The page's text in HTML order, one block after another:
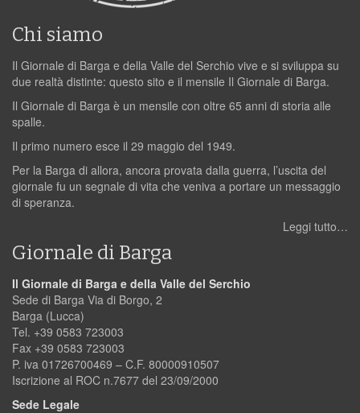
Chi siamo
Il Giornale di Barga e della Valle del Serchio vive e si sviluppa su
due realtà distinte: questo sito e il mensile Il Giornale di Barga.
Il Giornale di Barga è un mensile con oltre 65 anni di storia alle
spalle.
Il primo numero esce il 29 maggio del 1949.
Per la Barga di allora, ancora provata dalla guerra, l’uscita del
giornale fu un segnale di vita che veniva a portare un messaggio
di speranza.
Leggi tutto…
Giornale di Barga
Il Giornale di Barga e della Valle del Serchio
Sede di Barga Via di Borgo, 2
Barga (Lucca)
Tel. +39 0583 723003
Fax +39 0583 723003
P. iva 01726700469 – C.F. 80000910507
Iscrizione al ROC n.7677 del 23/09/2000
Sede Legale